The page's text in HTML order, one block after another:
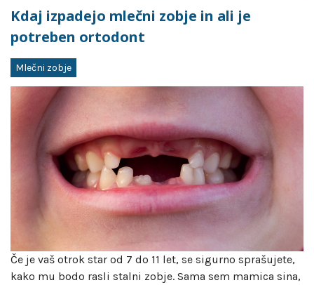
Kdaj izpadejo mlečni zobje in ali je
potreben ortodont
Mlečni zobje
Če je vaš otrok star od 7 do 11 let, se sigurno sprašujete,
kako mu bodo rasli stalni zobje. Sama sem mamica sina,